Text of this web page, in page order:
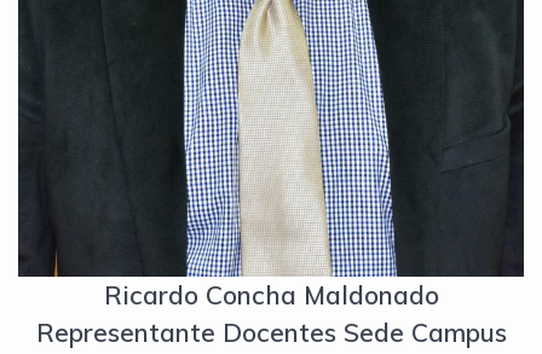
Ricardo Concha Maldonado
Representante Docentes Sede Campus